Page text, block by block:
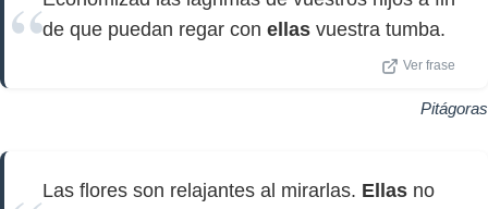
de que puedan regar con ellas vuestra tumba.
Ver frase
Pitágoras
Las flores son relajantes al mirarlas. Ellas no